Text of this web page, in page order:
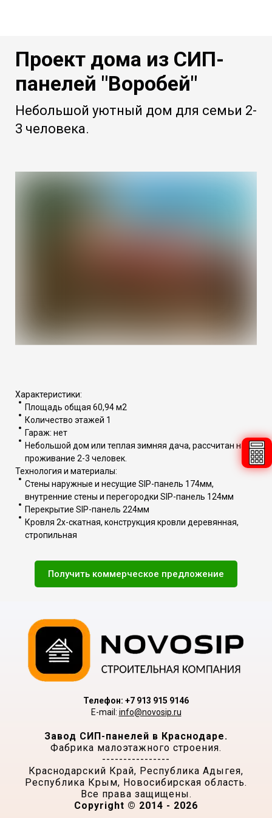
Проект дома из СИП-
панелей "Воробей"
Небольшой уютный дом для семьи 2-
3 человека.
Характеристики:
Площадь общая 60,94 м2
Количество этажей 1
Гараж: нет
Небольшой дом или теплая зимняя дача, рассчитан на
проживание 2-3 человек.
Технология и материалы:
Стены наружные и несущие SIP-панель 174мм,
внутренние стены и перегородки SIP-панель 124мм
Перекрытие SIP-панель 224мм
Кровля 2х-скатная, конструкция кровли деревянная,
стропильная
Получить коммерческое предложение
Телефон: +7 913 915 9146
E-mail: info@novosip.ru
Завод СИП-панелей в Краснодаре.
Фабрика малоэтажного строения.
----------------
Краснодарский Край, Республика Адыгея,
Республика Крым, Новосибирская область.
Все права защищены.
Copyright © 2014 - 2026